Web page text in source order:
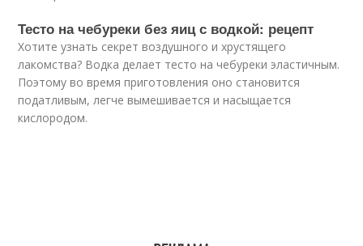
Тесто на чебуреки без яиц с водкой: рецепт
Хотите узнать секрет воздушного и хрустящего
лакомства? Водка делает тесто на чебуреки эластичным.
Поэтому во время приготовления оно становится
податливым, легче вымешивается и насыщается
кислородом.